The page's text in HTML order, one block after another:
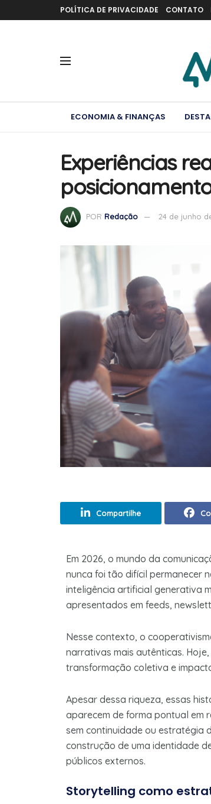
POLÍTICA DE PRIVACIDADE CONTATO
ECONOMIA & FINANÇAS
Experiências
POR Redação 24 de junho
Compartilhe
Em 2026, o mundo da
nunca foi tão difícil permanecer
inteligência artificial generativa
apresentados em feeds,
Nesse contexto, o
narrativas mais autênticas.
transformação coletiva e
Apesar dessa riqueza, essas
aparecem de forma pontual em
sem continuidade ou estratégia
construção de uma identidade
públicos externos.
Storytelling como